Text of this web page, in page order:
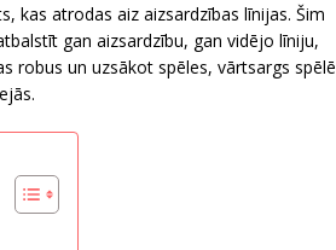
kas atrodas aiz aizsardzības līnijas. Šim
gan aizsardzību, gan vidējo līniju,
robus un uzsākot spēles, vārtsargs spēlē